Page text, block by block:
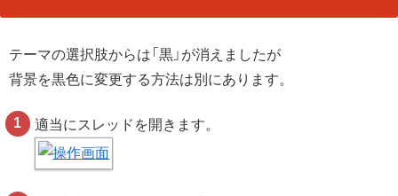
テーマの選択肢からは「黒」が消えましたが
背景を黒色に変更する方法は別にあります。
適当にスレッドを開きます。